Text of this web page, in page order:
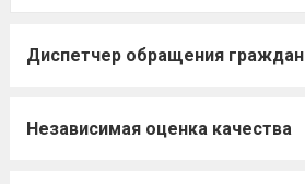
Диспетчер обращения граждан
Независимая оценка качества